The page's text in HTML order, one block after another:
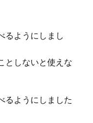
るようにしまし
としないと使えな
るようにしました